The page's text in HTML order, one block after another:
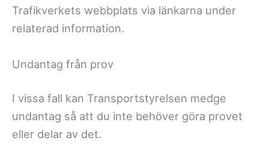
Trafikverkets webbplats via länkarna under
relaterad information.
Undantag från prov
I vissa fall kan Transportstyrelsen medge
undantag så att du inte behöver göra provet
eller delar av det.